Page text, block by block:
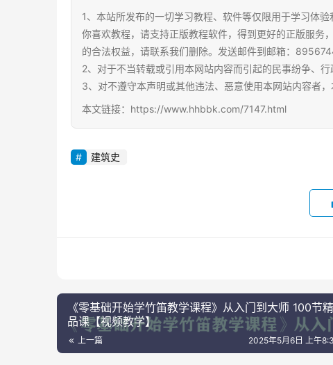
1、本站所发布的一切学习教程、软件等仅限用于学习体
你喜欢教程，请支持正版教程软件，得到更好的正版服务
的合法权益，请联系我们删除。发送邮件到邮箱：
2、对于不当转载或引用本网站内容而引起的民事纷争、行
3、对不遵守本声明或其他违法、恶意使用本网站内容者，
本文链接：https://www.hhbbk.com/7147.html
建筑史
《零基础开始学竹笛教学课程》从入门到大师 100节精
品课【视频教学】
上一篇 2025年5月6日 上午